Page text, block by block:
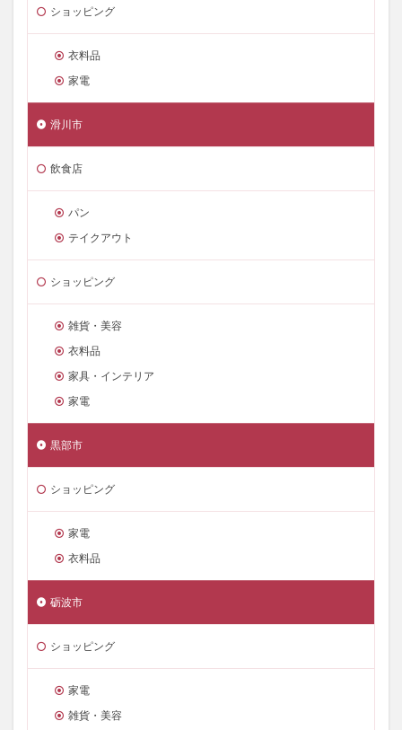
ショッピング
衣料品
家電
滑川市
飲食店
パン
テイクアウト
ショッピング
雑貨・美容
衣料品
家具・インテリア
家電
黒部市
ショッピング
家電
衣料品
砺波市
ショッピング
家電
雑貨・美容